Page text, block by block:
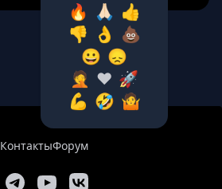
🔥 🙏🏻 👍
👎 👌 💩
😀 😞
🤦‍ ❤️ 🚀
💪 🤣 🤷‍
КонтактыФорум